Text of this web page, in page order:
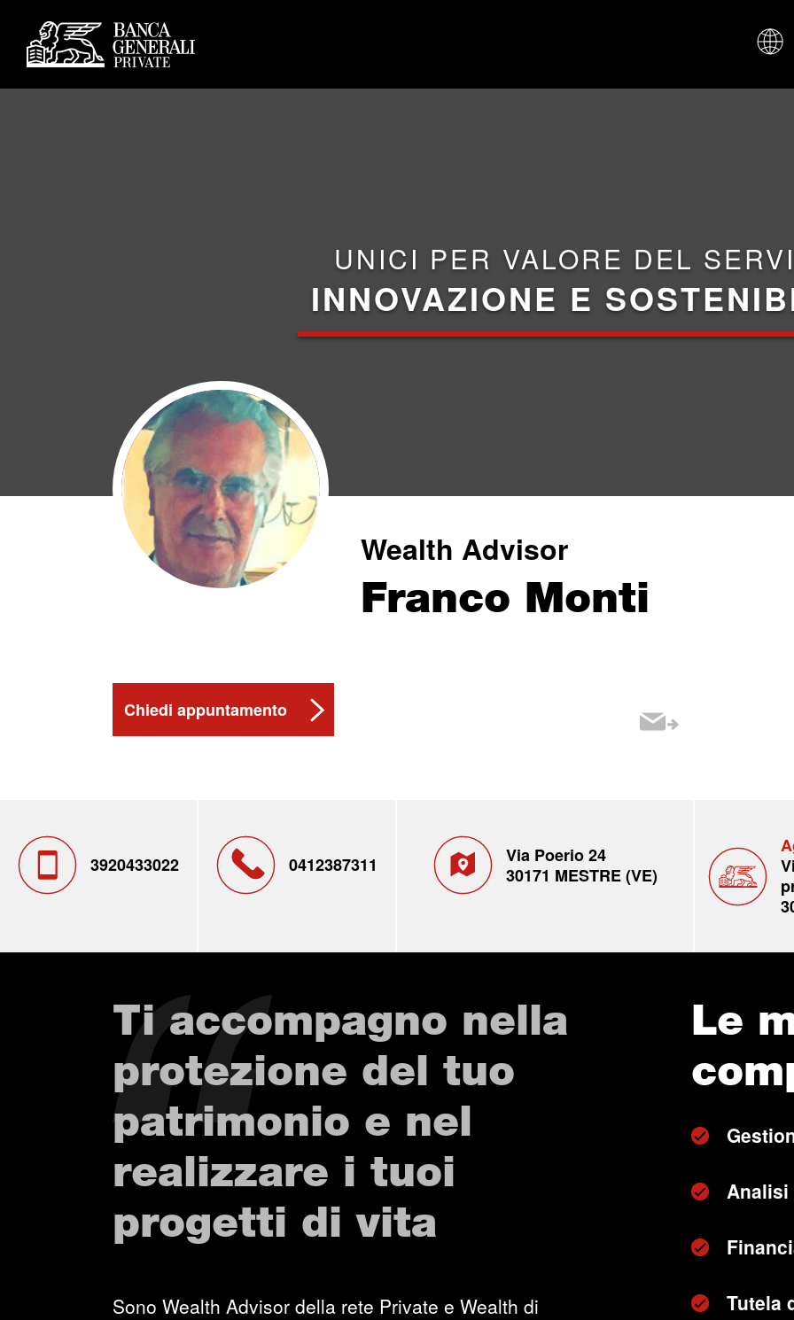
UNICI PER VALORE DEL
INNOVAZIONE E
Wealth Advisor
Franco Monti
Chiedi appuntamento
3920433022 0412387311
Via Poerio 24
30171 MESTRE (VE)
Ti accompagno nella
protezione del tuo
patrimonio e nel
realizzare i tuoi
progetti di vita
Sono Wealth Advisor della rete Private e Wealth di
Le
Tutela